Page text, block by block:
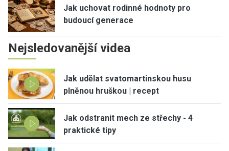
Jak uchovat rodinné hodnoty pro
budoucí generace
Nejsledovanější videa
Jak udělat svatomartinskou husu
plněnou hruškou | recept
Jak odstranit mech ze střechy - 4
praktické tipy